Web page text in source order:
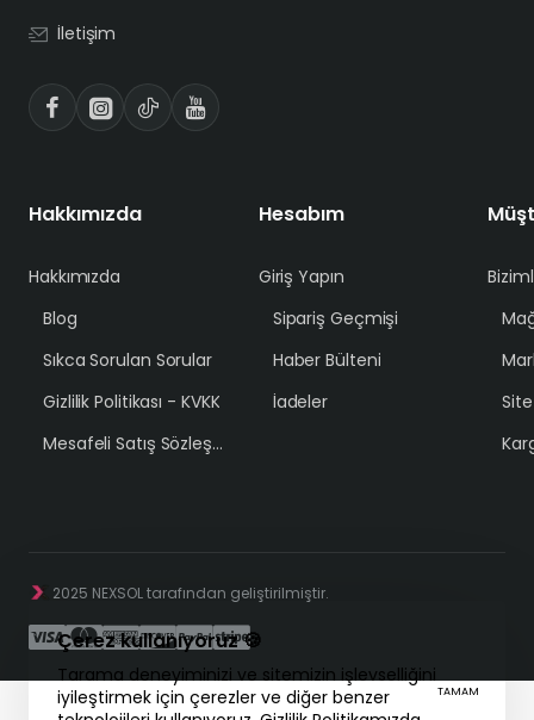
Çerez kullanıyoruz 🍪
Tarama deneyiminizi ve sitemizin işlevselliğini
iyileştirmek için çerezler ve diğer benzer
TAMAM
İletişim
Hakkımızda
Hakkımızda
Blog
Sıkca Sorulan Sorular
Gizlilik Politikası - KVKK
Mesafeli Satış Sözleşmesi
Hesabım
Giriş Yapın
Sipariş Geçmişi
Haber Bülteni
İadeler
2025 NEXSOL tarafından geliştirilmiştir.